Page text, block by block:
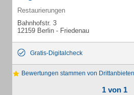
Restaurierungen
Bahnhofstr. 3
12159 Berlin - Friedenau
Gratis-Digitalcheck
Bewertungen stammen von
1 von 1